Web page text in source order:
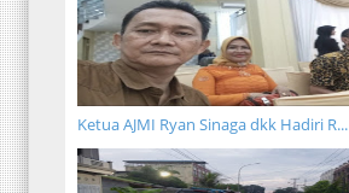
Ketua AJMI Ryan Sinaga dkk Hadiri R...